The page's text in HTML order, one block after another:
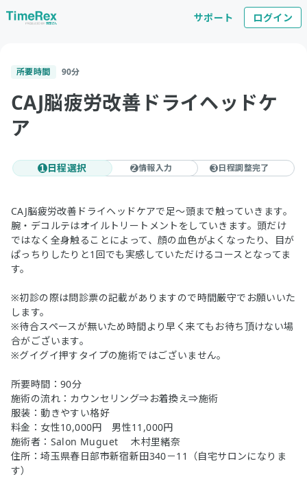
サポート ログイン
所要時間 90分
CAJ脳疲労改善ドライヘッドケ
ア
1 日程選択 2情報入力 3 日程調整完了
CAJ脳疲労改善ドライヘッドケアで足～頭まで触っていきます。
腕・デコルテはオイルトリートメントをしていきます。頭だけ
ではなく全身触ることによって、顔の血色がよくなったり、目が
ぱっちりしたりと1回でも実感していただけるコースとなってま
す。
※初診の際は問診票の記載がありますので時間厳守でお願いいた
します。
※待合スペースが無いため時間より早く来てもお待ち頂けない場
合がございます。
※グイグイ押すタイプの施術ではございません。
所要時間：90分
施術の流れ：カウンセリング⇒お着換え⇒施術
服装：動きやすい格好
料金：女性10,000円 男性11,000円
施術者：Salon Muguet 木村里緒奈
住所：埼玉県春日部市新宿新田340－11（自宅サロンになりま
す）